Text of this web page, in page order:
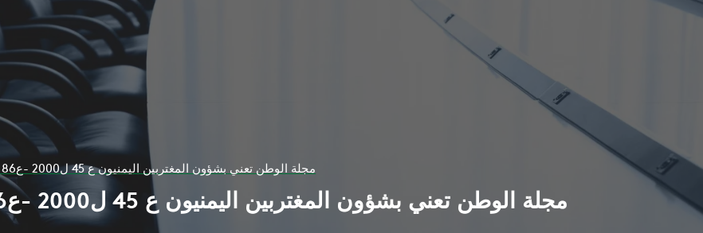
مجلة الوطن تعني بشؤون المغتربين اليمنيون ع 45 ل2000 -ع86 ل2003 ـأعداد متفرقة
مجلة الوطن تعني بشؤون المغتربين اليمنيون ع 45 ل2000 -ع86 ل2003 ـأعداد متفرقة